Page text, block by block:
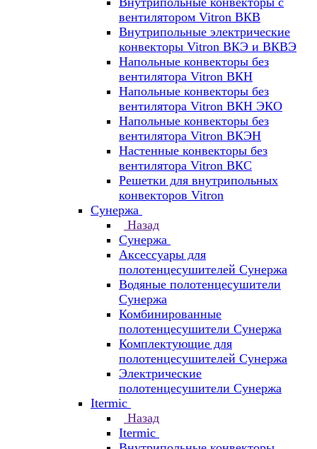
вентилятором Vitron ВКВ
Внутрипольные электрические
конвекторы Vitron ВКЭ и ВКВЭ
Напольные конвекторы без
вентилятора Vitron ВКН
Напольные конвекторы без
вентилятора Vitron ВКН ЭКО
Напольные конвекторы без
вентилятора Vitron ВКЭН
Настенные конвекторы без
вентилятора Vitron ВКС
Решетки для внутрипольных
конвекторов Vitron
Сунержа
Назад
Сунержа
Аксессуары для
полотенцесушителей Сунержа
Водяные полотенцесушители
Сунержа
Комбинированные
полотенцесушители Сунержа
Комплектующие для
полотенцесушителей Сунержа
Электрические
полотенцесушители Сунержа
Itermic
Назад
Itermic